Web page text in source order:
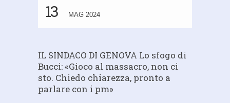
13 MAG 2024
IL SINDACO DI GENOVA Lo sfogo di
Bucci: «Gioco al massacro, non ci
sto. Chiedo chiarezza, pronto a
parlare con i pm»